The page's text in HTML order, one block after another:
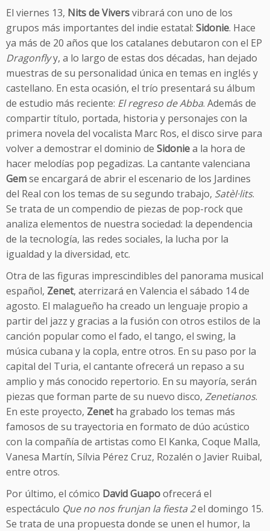
El viernes 13, Nits de Viversvibrará con uno de los
grupos más importantes del indie estatal: Sidonie. Hace
ya más de 20 años que los catalanes debutaron con el EP
Dragonflyy, a lo largo de estas dos décadas, han dejado
muestras de su personalidad única en temas en inglés y
castellano. En esta ocasión, el trío presentará su álbum
de estudio más reciente: El regreso de Abba. Además de
compartir título, portada, historia y personajes con la
primera novela del vocalista Marc Ros, el disco sirve para
volver a demostrar el dominio de Sidoniea la hora de
hacer melodías pop pegadizas. La cantante valenciana
Gemse encargará de abrir el escenario de los Jardines
del Real con los temas de su segundo trabajo, Satèl·lits.
Se trata de un compendio de piezas de pop-rock que
analiza elementos de nuestra sociedad: la dependencia
de la tecnología, las redes sociales, la lucha por la
igualdad y la diversidad, etc.
Otra de las figuras imprescindibles del panorama musical
español, Zenet, aterrizará en Valencia el sábado 14 de
agosto. El malagueño ha creado un lenguaje propio a
partir del jazz y gracias a la fusión con otros estilos de la
canción popular como el fado, el tango, el swing, la
música cubana y la copla, entre otros. En su paso por la
capital del Turia, el cantante ofrecerá un repaso a su
amplio y más conocido repertorio. En su mayoría, serán
piezas que forman parte de su nuevo disco, Zenetianos.
En este proyecto, Zenetha grabado los temas más
famosos de su trayectoria en formato de dúo acústico
con la compañía de artistas como El Kanka, Coque Malla,
Vanesa Martín, Sílvia Pérez Cruz, Rozalén o Javier Ruibal,
entre otros.
Por último, el cómico David Guapoofrecerá el
espectáculo Que no nos frunjan la fiesta 2el domingo 15.
Se trata de una propuesta donde se unen el humor, la